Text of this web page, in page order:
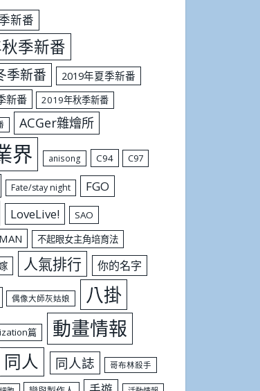
新番
季新番
季新番
2019年夏季新番
新番
2019年秋季新番
ACGer雜燴所
界 anisong C94 C97
Fate/stay night FGO
LoveLive! SAO
不起眼女主角培育法
人氣排行 你的名字
偶像大師灰姑娘 八掛
篇 動畫情報
同人 同人誌 哥布林殺手